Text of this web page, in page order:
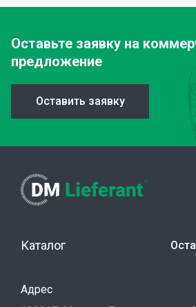
Оставьте заявку на
предложение
Оставить заявку
Каталог
Адрес